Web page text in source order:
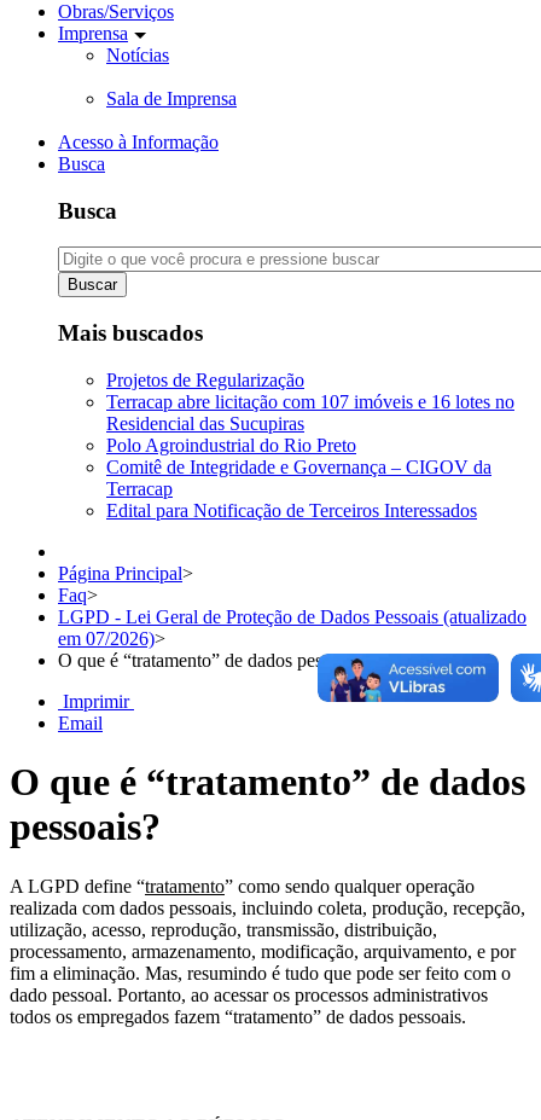
Obras/Serviços
Imprensa
Notícias
Sala de Imprensa
Acesso à Informação
Busca
Busca
Buscar
Mais buscados
Projetos de Regularização
Terracap abre licitação com 107 imóveis e 16 lotes no
Residencial das Sucupiras
Polo Agroindustrial do Rio Preto
Comitê de Integridade e Governança – CIGOV da
Terracap
Edital para Notificação de Terceiros Interessados
Página Principal>
Faq>
LGPD - Lei Geral de Proteção de Dados Pessoais (atualizado
em 07/2026)>
O que é “tratamento” de dados pessoais?
Imprimir
Email
O que é “tratamento” de dados
pessoais?
A LGPD define “tratamento” como sendo qualquer operação
realizada com dados pessoais, incluindo coleta, produção, recepção,
utilização, acesso, reprodução, transmissão, distribuição,
processamento, armazenamento, modificação, arquivamento, e por
fim a eliminação. Mas, resumindo é tudo que pode ser feito com o
dado pessoal. Portanto, ao acessar os processos administrativos
todos os empregados fazem “tratamento” de dados pessoais.